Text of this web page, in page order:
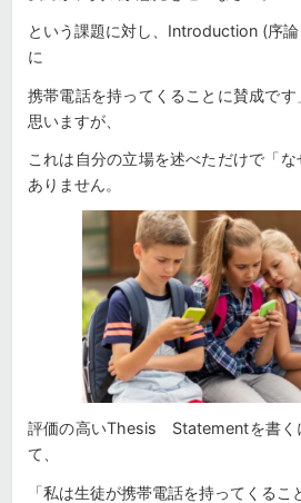
という課題に対し、Introduction (序
に
携帯電話を持ってくることに賛成で
思いますが、
これは自分の立場を述べただけで「
ありません。
評価の高いThesis Statementを書く
て、
「私は生徒が携帯電話を持ってくるこ